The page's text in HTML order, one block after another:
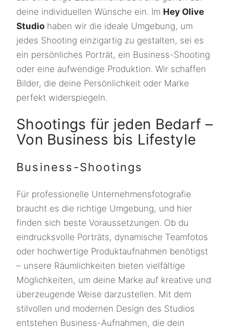
deine individuellen Wünsche ein. Im Hey Olive
Studio haben wir die ideale Umgebung, um
jedes Shooting einzigartig zu gestalten, sei es
ein persönliches Porträt, ein Business-Shooting
oder eine aufwendige Produktion. Wir schaffen
Bilder, die deine Persönlichkeit oder Marke
perfekt widerspiegeln.
Shootings für jeden Bedarf –
Von Business bis Lifestyle
Business-Shootings
Für professionelle Unternehmensfotografie
braucht es die richtige Umgebung, und hier
finden sich beste Voraussetzungen. Ob du
eindrucksvolle Porträts, dynamische Teamfotos
oder hochwertige Produktaufnahmen benötigst
– unsere Räumlichkeiten bieten vielfältige
Möglichkeiten, um deine Marke auf kreative und
überzeugende Weise darzustellen. Mit dem
stilvollen und modernen Design des Studios
entstehen Business-Aufnahmen, die dein